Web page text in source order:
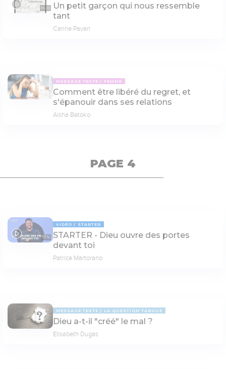
05:36
Un petit garçon qui nous ressemble
tant
Carine Pavan
MESSAGE TEXTE FEMME
Comment être libéré du regret, et
s'épanouir dans ses relations
Aisha Betoko
PAGE 4
03:18
VIDÉO STARTER
STARTER - Dieu ouvre des portes
devant toi
Patrice Martorano
MESSAGE TEXTE LA QUESTION TABOUE
Dieu a-t-il "créé" le mal ?
Elisabeth Dugas